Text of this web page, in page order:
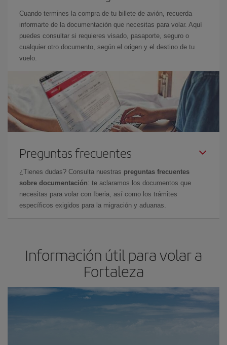
Cuando termines la compra de tu billete de avión, recuerda
informarte de la documentación que necesitas para volar. Aquí
puedes consultar si requieres visado, pasaporte, seguro o
cualquier otro documento, según el origen y el destino de tu
vuelo.
Preguntas frecuentes
¿Tienes dudas? Consulta nuestras preguntas frecuentes
sobre documentación: te aclaramos los documentos que
necesitas para volar con Iberia, así como los trámites
específicos exigidos para la migración y aduanas.
Información útil para volar a
Fortaleza